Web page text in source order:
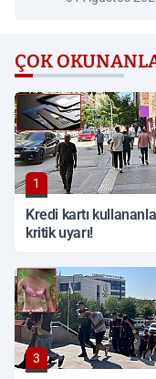
ÇOK
1
Kredi kartı
kritik uyarı!
3